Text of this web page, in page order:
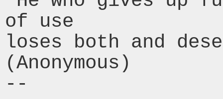
of use
loses both and
(Anonymous)
--